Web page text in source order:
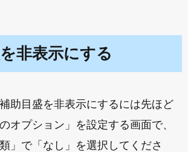
非表示にする
助目盛を非表示にするには先ほど
オプション」を設定する画面で、
」で「なし」を選択してくださ